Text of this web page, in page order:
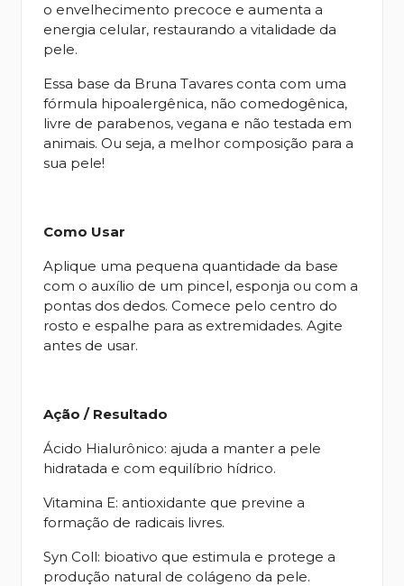
o envelhecimento precoce e aumenta a
energia celular, restaurando a vitalidade da
pele.
Essa base da Bruna Tavares conta com uma
fórmula hipoalergênica, não comedogênica,
livre de parabenos, vegana e não testada em
animais. Ou seja, a melhor composição para a
sua pele!
Como Usar
Aplique uma pequena quantidade da base
com o auxílio de um pincel, esponja ou com a
pontas dos dedos. Comece pelo centro do
rosto e espalhe para as extremidades. Agite
antes de usar.
Ação / Resultado
Ácido Hialurônico: ajuda a manter a pele
hidratada e com equilíbrio hídrico.
Vitamina E: antioxidante que previne a
formação de radicais livres.
Syn Coll: bioativo que estimula e protege a
produção natural de colágeno da pele.